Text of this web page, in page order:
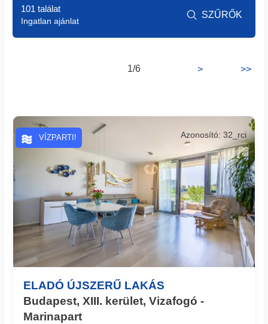
1/6 > >>
ELADÓ ÚJSZERŰ LAKÁS
Budapest, XIII. kerület, Vizafogó -
Marinapart
Azonosító: 32_rci
VÍZPARTI!
101 találat
Ingatlan ajánlat
 SZŰRŐK